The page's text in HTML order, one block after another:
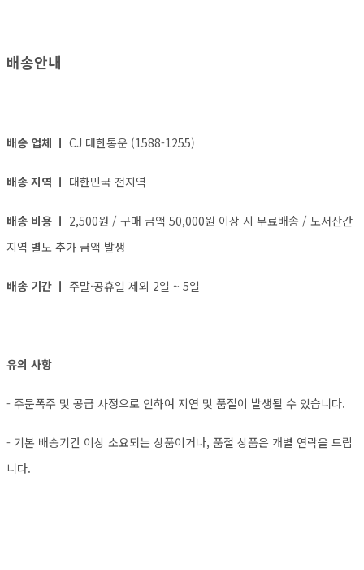
배송안내
배송 업체 ㅣ CJ 대한통운 (1588-1255)
배송 지역 ㅣ 대한민국 전지역
배송 비용 ㅣ 2,500원 / 구매 금액 50,000원 이상 시 무료배송 / 도서산간
지역 별도 추가 금액 발생
배송 기간 ㅣ 주말·공휴일 제외 2일 ~ 5일
유의 사항
- 주문폭주 및 공급 사정으로 인하여 지연 및 품절이 발생될 수 있습니다.
- 기본 배송기간 이상 소요되는 상품이거나, 품절 상품은 개별 연락을 드립
니다.